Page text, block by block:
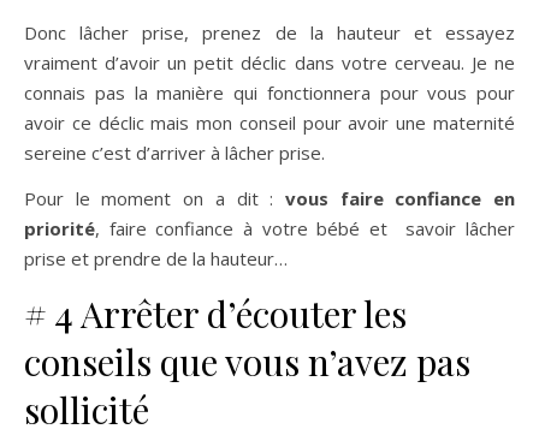
Donc lâcher prise, prenez de la hauteur et essayez
vraiment d’avoir un petit déclic dans votre cerveau. Je ne
connais pas la manière qui fonctionnera pour vous pour
avoir ce déclic mais mon conseil pour avoir une maternité
sereine c’est d’arriver à lâcher prise.
Pour le moment on a dit : vous faire confiance en
priorité, faire confiance à votre bébé et savoir lâcher
prise et prendre de la hauteur…
# 4 Arrêter d’écouter les
conseils que vous n’avez pas
sollicité